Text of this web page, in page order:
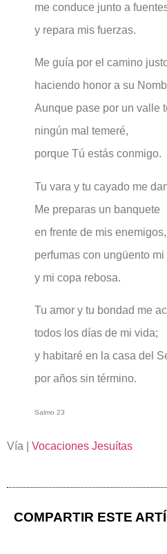
me conduce junto a
y repara mis fuerzas.
Me guía por el camino
haciendo honor a su
Aunque pase por un valle
ningún mal temeré,
porque Tú estás conmigo.
Tu vara y tu cayado me
Me preparas un banquete
en frente de mis enemigos,
perfumas con ungüento mi
y mi copa rebosa.
Tu amor y tu bondad me
todos los días de mi vida;
y habitaré en la casa del
por años sin término.
Salmo 23
Vía | Vocaciones Jesuítas
COMPARTIR ESTE